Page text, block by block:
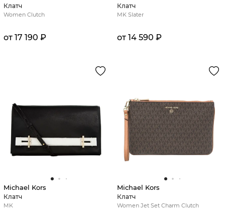
Клатч
Women Clutch
от 17 190 ₽
Клатч
MK Slater
от 14 590 ₽
Michael Kors
Клатч
MK
Michael Kors
Клатч
Women Jet Set Charm Clutch